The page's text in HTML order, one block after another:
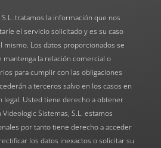
S.L. tratamos la información que nos
el servicio solicitado y es su caso
mismo. Los datos proporcionados se
la relación comercial o
para cumplir con las obligaciones
a terceros salvo en los casos en
legal. Usted tiene derecho a obtener
Sistemas, S.L. estamos
por tanto tiene derecho a acceder
los datos inexactos o solicitar su